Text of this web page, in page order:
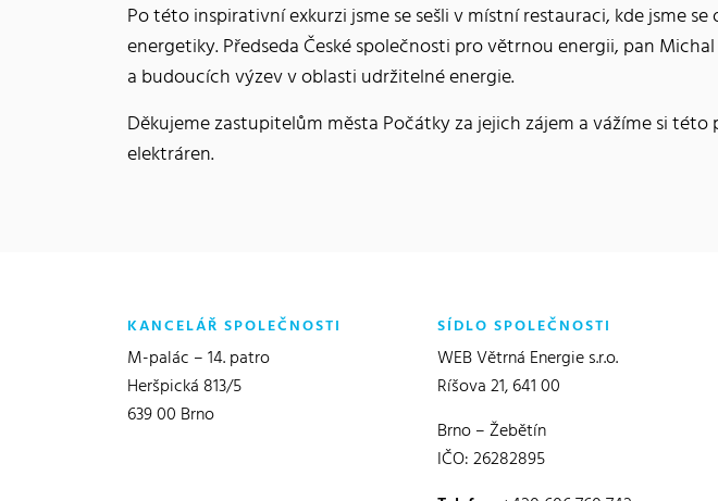
Po této inspirativní exkurzi jsme se sešli v místní restauraci, kde jsme
energetiky. Předseda České společnosti pro větrnou energii, pan
a budoucích výzev v oblasti udržitelné energie.
Děkujeme zastupitelům města Počátky za jejich zájem a vážíme si
elektráren.
KANCELÁŘ SPOLEČNOSTI
M-palác – 14. patro
Heršpická 813/5
639 00 Brno
SÍDLO SPOLEČNOSTI
WEB Větrná Energie s.r.o.
Ríšova 21, 641 00
Brno – Žebětín
IČO: 26282895